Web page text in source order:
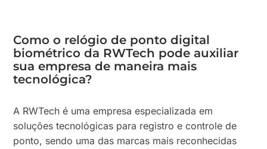
Como o relógio de ponto digital
biométrico da RWTech pode auxiliar
sua empresa de maneira mais
tecnológica?
A RWTech é uma empresa especializada em
soluções tecnológicas para registro e controle de
ponto, sendo uma das marcas mais reconhecidas